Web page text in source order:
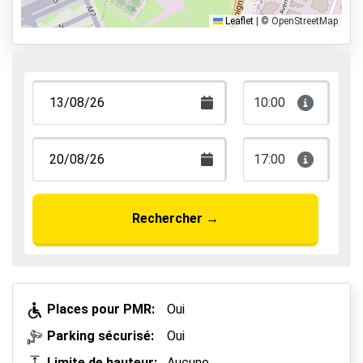
Park & Walk
Leaflet © OpenStreetMap
10:00
17:00
Rechercher →
Places pour PMR:
Oui
Parking sécurisé:
Oui